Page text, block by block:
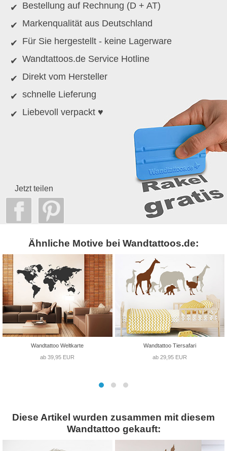
Bestellung auf Rechnung (D + AT)
Markenqualität aus Deutschland
Für Sie hergestellt - keine Lagerware
Wandtattoos.de Service Hotline
Direkt vom Hersteller
schnelle Lieferung
Liebevoll verpackt ♥
Jetzt teilen
Ähnliche Motive bei Wandtattoos.de:
Wandtattoo Weltkarte
ab 39,95 EUR
Wandtattoo Tiersafari
ab 29,95 EUR
Diese Artikel wurden zusammen mit diesem
Wandtattoo gekauft: